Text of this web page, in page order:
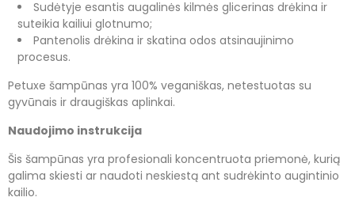
Sudėtyje esantis augalinės kilmės glicerinas drėkina ir
suteikia kailiui glotnumo;
Pantenolis drėkina ir skatina odos atsinaujinimo
procesus.
Petuxe šampūnas yra 100% veganiškas, netestuotas su
gyvūnais ir draugiškas aplinkai.
Naudojimo instrukcija
Šis šampūnas yra profesionali koncentruota priemonė, kurią
galima skiesti ar naudoti neskiestą ant sudrėkinto augintinio
kailio.